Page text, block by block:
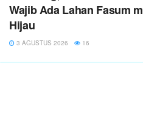
Wajib Ada Lahan Fasum
Hijau
3 AGUSTUS 2026 16